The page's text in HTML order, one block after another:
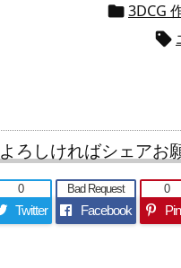
3DCG

よろしければシェアお
Twitter
0
Facebook
Bad Request
0